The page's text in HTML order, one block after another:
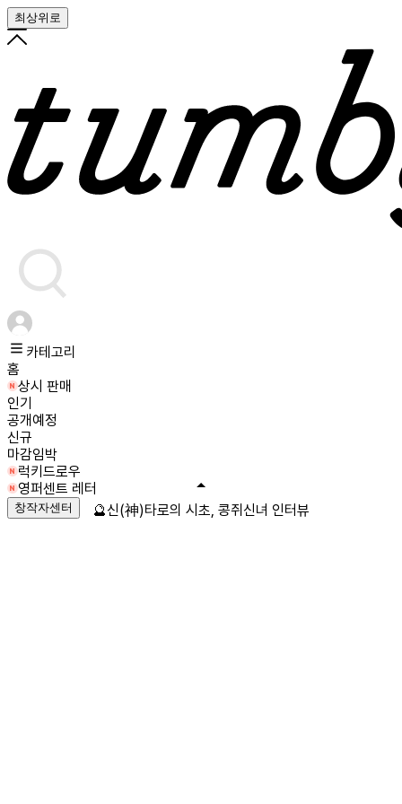
최상위로
카테고리
홈
상시 판매
인기
공개예정
신규
마감임박
럭키드로우
영퍼센트 레터
창작자센터 🔮신(神)타로의 시초, 콩쥐신녀 인터뷰